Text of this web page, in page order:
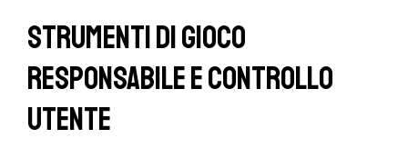
Strumenti di Gioco
Responsabile e Controllo
Utente